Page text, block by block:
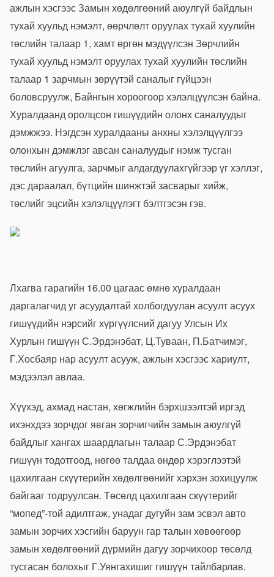
ажлын хэсгээс Замын хөдөлгөөний аюулгүй байдлын
тухай хуульд нэмэлт, өөрчлөлт оруулах тухай хуулийн
төслийн талаар 1, хамт өргөн мэдүүлсэн Зөрчлийн
тухай хуульд нэмэлт оруулах тухай хуулийн төслийн
талаар 1 зарчмын зөрүүтэй саналыг гүйцээн
боловсруулж, Байнгын хороогоор хэлэлцүүлсэн байна.
Хуралдаанд оролцсон гишүүдийн олонх саналуудыг
дэмжжээ. Нэгдсэн хуралдааны анхны хэлэлцүүлгээ
олонхын дэмжлэг авсан саналуудыг нэмж тусган
төслийн агуулга, зарчмыг алдагдуулахгүйгээр үг хэллэг,
дэс дараалал, бүтцийн шинжтэй засварыг хийж,
төслийг эцсийн хэлэлцүүлэгт бэлтгэсэн гэв.
Лхагва гарагийн 16.00 цагаас өмнө хуралдаан
даргалагчид уг асуудалтай холбогдуулан асуулт асуух
гишүүдийн нэрсийг хүргүүлсний дагуу Улсын Их
Хурлын гишүүн С.Эрдэнэбат, Ц.Туваан, П.Батчимэг,
Г.Хосбаяр нар асуулт асууж, ажлын хэсгээс хариулт,
мэдээлэл авлаа.
Хүүхэд, ахмад настан, хөгжлийн бэрхшээлтэй иргэд
ихэнхдээ зорчдог явган зорчигчийн замын аюулгүй
байдлыг хангах шаардлагын талаар С.Эрдэнэбат
гишүүн тодотгоод, нөгөө талдаа өндөр хэрэглээтэй
цахилгаан скүүтерийн хөдөлгөөнийг хэрхэн зохицуулж
байгааг тодруулсан. Төсөлд цахилгаан скүүтерийг
“мопед”-той адилтгаж, унадаг дугуйн зам эсвэл авто
замын зорчих хэсгийн баруун гар талын хөвөөгөөр
замын хөдөлгөөний дүрмийн дагуу зорчихоор төсөлд
тусгасан болохыг Г.Уянгахишиг гишүүн тайлбарлав.